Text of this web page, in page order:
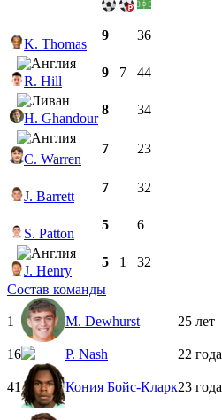
K. Thomas
9 36
R. Hill
9 7 44
H. Ghandour
8 34
C. Warren
7 23
J. Barrett
7 32
S. Patton
5 6
J. Henry
5 1
32
Состав команды
1 M. Dewhurst 25 лет
16 P. Nash 22 года
41 Кония Бойс-Кларк23 года